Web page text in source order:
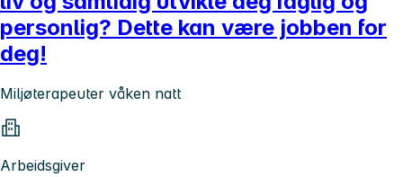
personlig? Dette kan være jobben for
deg!
Miljøterapeuter våken natt
Arbeidsgiver